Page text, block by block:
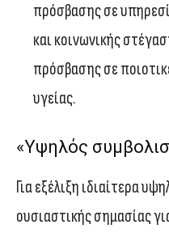
πρόσβασης σε
και κοινωνικής
πρόσβασης σε
υγείας.
«Υψηλός
Για εξέλιξη ιδιαίτερα
ουσιαστικής σημασίας